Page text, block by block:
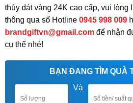
thủy dát vàng 24K cao cấp, vui lòng
thông qua số Hotline 0945 998 009
brandgiftvn@gmail.comđể nhận
cụ thể nhé!
BẠN ĐANG TÌM QUÀ
Và